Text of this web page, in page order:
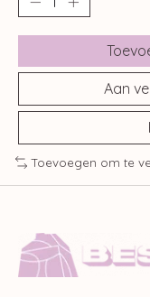
Aan
Toevoegen om te